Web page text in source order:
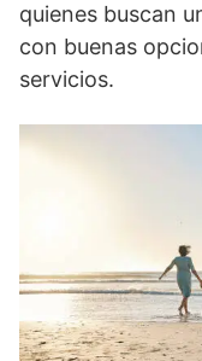
quienes buscan
con buenas
servicios.